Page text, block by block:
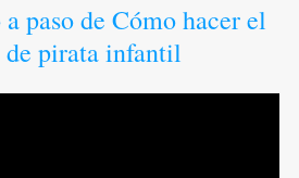
paso de Cómo hacer el
pirata infantil